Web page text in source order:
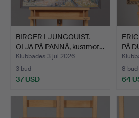
BIRGER LJUNGQUIST.
OLJA PÅ PANNÅ, kustmot…
Klubbades 3 jul 2026
3 bud
37 USD
PÅ
8 bud
64